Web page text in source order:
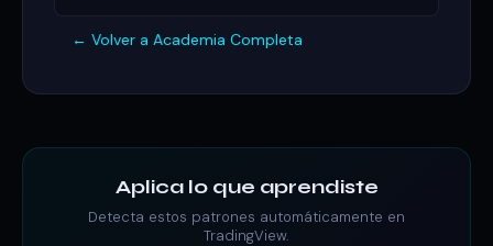
← Volver a Academia Completa
Aplica lo que aprendiste
Detecta estos patrones automáticamente en
TradingView.